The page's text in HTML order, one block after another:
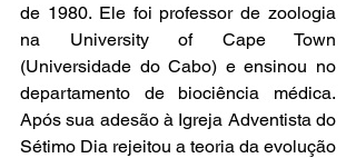
de 1980. Ele foi professor de zoologia
na University of Cape Town
(Universidade do Cabo) e ensinou no
departamento de biociência médica.
Após sua adesão à Igreja Adventista do
Sétimo Dia rejeitou a teoria da evolução